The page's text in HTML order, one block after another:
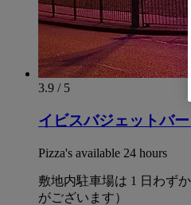
3.9 / 5
イビスバジェットバ
Pizza's available 24 hours
敷地内駐車場は 1 日わず
がございます）